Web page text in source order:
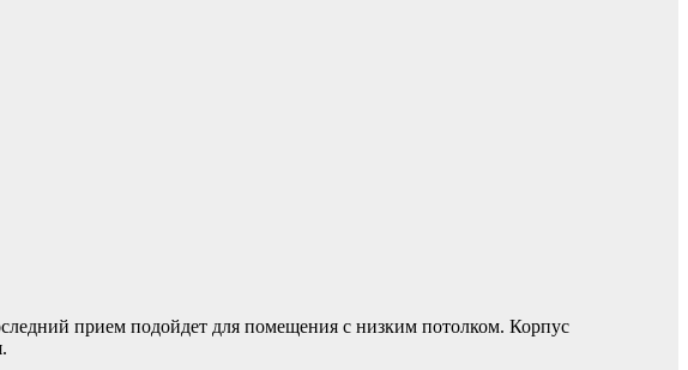
прием подойдет для помещения с низким потолком. Корпус